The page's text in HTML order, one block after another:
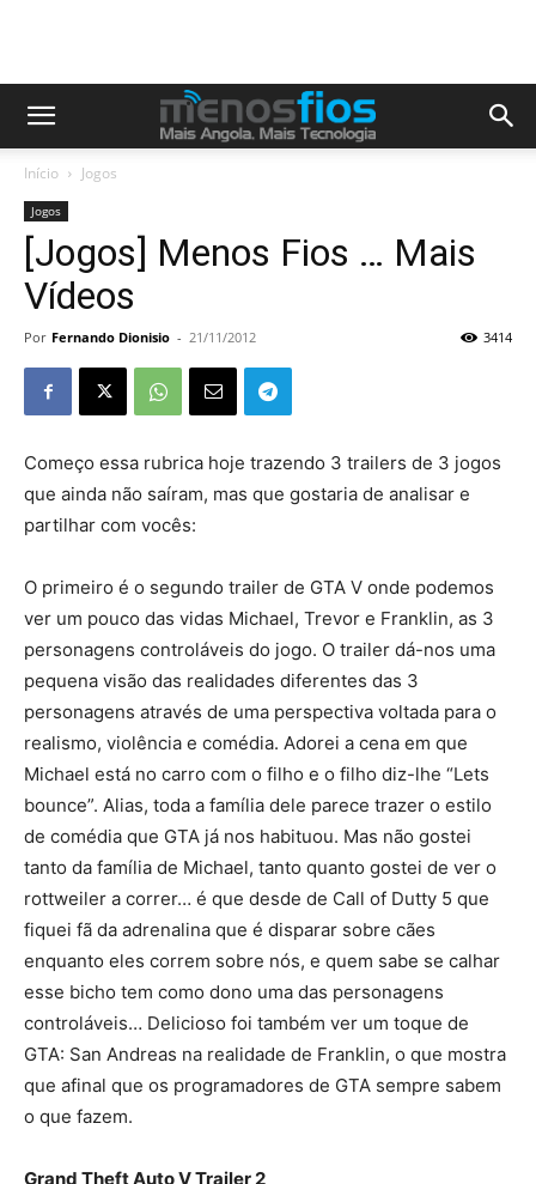
Início Jogos
Jogos
[Jogos] Menos Fios … Mais
Vídeos
Por Fernando Dionisio - 21/11/2012 3414
Começo essa rubrica hoje trazendo 3 trailers de 3 jogos
que ainda não saíram, mas que gostaria de analisar e
partilhar com vocês:
O primeiro é o segundo trailer de GTA V onde podemos
ver um pouco das vidas Michael, Trevor e Franklin, as 3
personagens controláveis do jogo. O trailer dá-nos uma
pequena visão das realidades diferentes das 3
personagens através de uma perspectiva voltada para o
realismo, violência e comédia. Adorei a cena em que
Michael está no carro com o filho e o filho diz-lhe “Lets
bounce”. Alias, toda a família dele parece trazer o estilo
de comédia que GTA já nos habituou. Mas não gostei
tanto da família de Michael, tanto quanto gostei de ver o
rottweiler a correr… é que desde de Call of Dutty 5 que
fiquei fã da adrenalina que é disparar sobre cães
enquanto eles correm sobre nós, e quem sabe se calhar
esse bicho tem como dono uma das personagens
controláveis… Delicioso foi também ver um toque de
GTA: San Andreas na realidade de Franklin, o que mostra
que afinal que os programadores de GTA sempre sabem
o que fazem.
Grand Theft Auto V Trailer 2